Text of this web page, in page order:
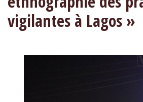
vigilantes à Lagos »